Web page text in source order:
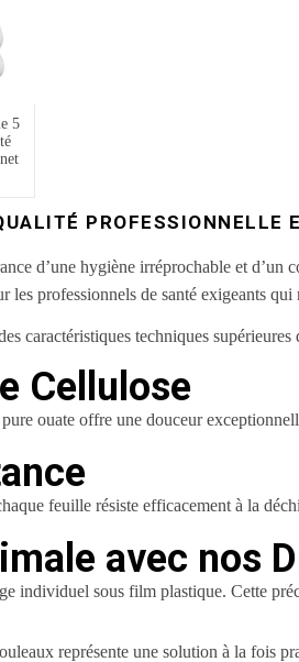
5
PROFESSIONNELLE
d’une hygiène irréprochable et
les professionnels de santé exigeants
caractéristiques techniques
Cellulose
ouate offre une douceur
feuille résiste efficacement à la
avec nos
individuel sous film plastique. Cette
représente une solution à la fois